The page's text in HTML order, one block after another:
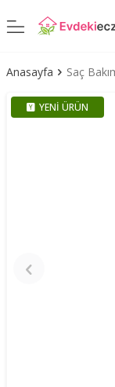
Anasayfa Saç
YENI ÜRÜN